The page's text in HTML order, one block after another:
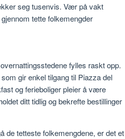
seg tusenvis. Vær på vakt
tettefolkemengder
fylles raskt opp.
gir enkel tilgang til Piazza del
og ferieboliger pleier å være
ditt tidlig og bekrefte bestillinger
de tetteste folkemengdene, er det et